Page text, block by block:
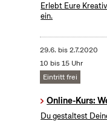
Erlebt Eure
ein.
29.6. bis2.7.2020
10 bis 15 Uhr
Eintritt frei
Online-Kurs:
Du gestaltest